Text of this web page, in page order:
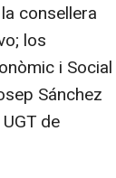
consellera
los
i Social
Sánchez
de